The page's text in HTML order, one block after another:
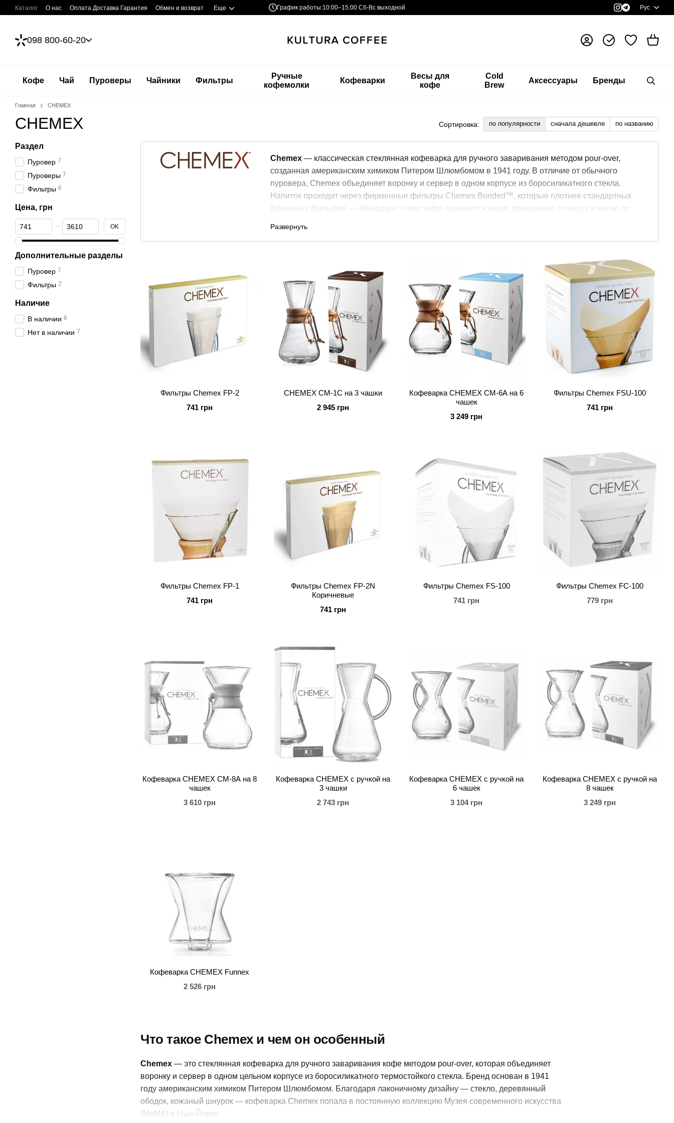
Перейти к основному контенту
Каталог О нас Оплата Доставка Гарантия Обмен и возврат Еще График работы:10:00–15:00 Сб-Вс выходной Рус
098 800-60-20
Кофе Чай Пуроверы Чайники Фильтры
Ручные
кофемолки
Кофеварки
Весы для
кофе
Cold
Brew
Аксессуары Бренды
Главная CHEMEX
CHEMEX Сортировка: по популярности сначала дешевле по названию
Что такое Chemex и чем он особенный
Chemex — это стеклянная кофеварка для ручного заваривания кофе методом pour-over, которая объединяет
воронку и сервер в одном цельном корпусе из боросиликатного термостойкого стекла. Бренд основан в 1941
году американским химиком Питером Шлюмбомом. Благодаря лаконичному дизайну — стекло, деревянный
ободок, кожаный шнурок — кофеварка Chemex попала в постоянную коллекцию Музея современного искусства
(MoMA) в Нью-Йорке.
Chemex — классическая стеклянная кофеварка для ручного заваривания методом pour-over,
созданная американским химиком Питером Шлюмбомом в 1941 году. В отличие от обычного
пуровера, Chemex объединяет воронку и сервер в одном корпусе из боросиликатного стекла.
Напиток проходит через фирменные фильтры Chemex Bonded™, которые плотнее стандартных
бумажных фильтров — благодаря этому кофе получается чище, прозрачнее по вкусу и мягче по
В каталоге Kultura Coffee — оригинальные кофеварки Chemex на 3, 6 и 8 чашек (классические и с
Для 1–2 человек: CM-1C на 3 чашкиилиFunnex
Для дома, ежедневное заваривание: CM-6A на 6 чашек
— самый универсальный вариант
Для большой компании:
CM-8A на 8 чашек
Для стабильного результата:
сразу подберитесовместимые фильтры под вашу модель
Фильтры для маленьких и больших моделей Chemex не взаимозаменяемы.
Мы проверяем
совместимость кофеварки и фильтров перед отправкой — чтобы вы не заказали лишнее или
Развернуть
Фильтры Chemex FP-2
741 грн
CHEMEX CM-1C на 3 чашки
2 945 грн
Кофеварка CHEMEX CM-6A на 6
чашек
3 249 грн
Фильтры Chemex FSU-100
741 грн
Фильтры Chemex FP-1
741 грн
Фильтры Chemex FP-2N
Коричневые
741 грн
Фильтры Chemex FS-100
741 грн
Фильтры Chemex FС-100
779 грн
Кофеварка CHEMEX CM-8A на 8
чашек
3 610 грн
Кофеварка CHEMEX с ручкой на
3 чашки
2 743 грн
Кофеварка CHEMEX с ручкой на
6 чашек
3 104 грн
Кофеварка CHEMEX с ручкой на
8 чашек
3 249 грн
Кофеварка CHEMEX Funnex
2 526 грн
Раздел
Пуровер 7
Пуроверы 7
Фильтры 6
Цена, грн
От Цена, грн
До Цена, грн OK
Дополнительные разделы
Пуровер 7
Фильтры 2
Наличие
В наличии 6
Нет в наличии 7